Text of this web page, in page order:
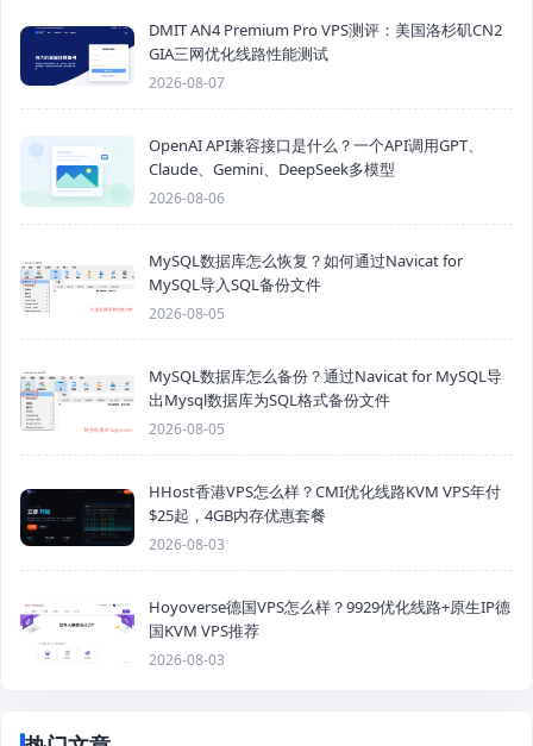
DMIT AN4 Premium Pro VPS测评：美国洛杉矶CN2
GIA三网优化线路性能测试
2026-08-07
OpenAI API兼容接口是什么？一个API调用GPT、
Claude、Gemini、DeepSeek多模型
2026-08-06
MySQL数据库怎么恢复？如何通过Navicat for
MySQL导入SQL备份文件
2026-08-05
MySQL数据库怎么备份？通过Navicat for MySQL导
出Mysql数据库为SQL格式备份文件
2026-08-05
HHost香港VPS怎么样？CMI优化线路KVM VPS年付
$25起，4GB内存优惠套餐
2026-08-03
Hoyoverse德国VPS怎么样？9929优化线路+原生IP德
国KVM VPS推荐
2026-08-03